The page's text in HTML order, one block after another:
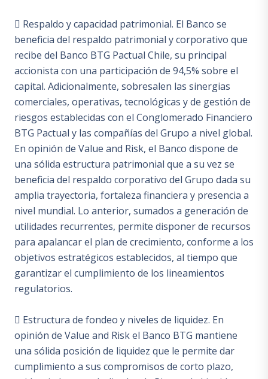
 Respaldo y capacidad patrimonial. El Banco se
beneficia del respaldo patrimonial y corporativo que
recibe del Banco BTG Pactual Chile, su principal
accionista con una participación de 94,5% sobre el
capital. Adicionalmente, sobresalen las sinergias
comerciales, operativas, tecnológicas y de gestión de
riesgos establecidas con el Conglomerado Financiero
BTG Pactual y las compañías del Grupo a nivel global.
En opinión de Value and Risk, el Banco dispone de
una sólida estructura patrimonial que a su vez se
beneficia del respaldo corporativo del Grupo dada su
amplia trayectoria, fortaleza financiera y presencia a
nivel mundial. Lo anterior, sumados a generación de
utilidades recurrentes, permite disponer de recursos
para apalancar el plan de crecimiento, conforme a los
objetivos estratégicos establecidos, al tiempo que
garantizar el cumplimiento de los lineamientos
regulatorios.
 Estructura de fondeo y niveles de liquidez. En
opinión de Value and Risk el Banco BTG mantiene
una sólida posición de liquidez que le permite dar
cumplimiento a sus compromisos de corto plazo,